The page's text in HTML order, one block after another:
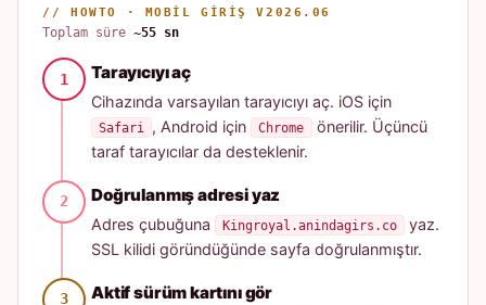
// HOWTO · MOBIL GIRIŞ V2026.06
Toplam süre~55 sn
Tarayıcıyı aç
Cihazında varsayılan tarayıcıyı aç. iOS için
Safari , Android için Chrome
önerilir. Üçüncü
taraf tarayıcılar da desteklenir.
Doğrulanmış adresi yaz
Adres çubuğuna Kingroyal.anindagirs.co
yaz.
SSL kilidi göründüğünde sayfa doğrulanmıştır.
Aktif sürüm kartını gör